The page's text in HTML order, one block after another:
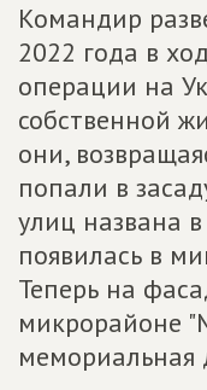
Командир
2022 года в
операции на
собственной
они,
попали в
улиц названа в
появилась в
Теперь на
микрорайоне
мемориальная